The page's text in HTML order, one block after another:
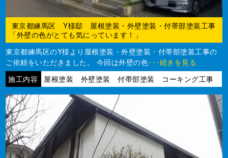
東京都練馬区 Y様邸 屋根塗装・外壁塗装・付帯部塗装工事
「外壁の色がとても気にっています！」
東京都練馬区のY様より屋根塗装・外壁塗装・付帯部塗装工事の
ご依頼をいただきました。 今回は外壁の色･･･続きを見る
施工内容
屋根塗装 外壁塗装 付帯部塗装 コーキング工事